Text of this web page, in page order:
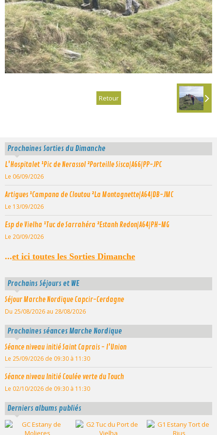
Retour
Prochaines Sorties du Dimanche
L'Hospitalet ¹Pic de Nerassol ²Porteille Sisca|A66|PP-JPC
Le 06/09/2026
Artigues ¹Campana de Cloutou ²La Montagnette|A64|DB-JMC
Le 13/09/2026
Esp de Vielha ¹Tuc de Sarrahéra ²Estanh Redon|A64|PH-MG
Le 20/09/2026
...et ici toutes les Sorties Dimanche
Prochains Séjours et WE
Séjour Marche Nordique Capcir-Cerdagne
Du 25/08/2026 au 28/08/2026
Prochaines séances Marche Nordique
Séance niveau initié Saint Caprais - l'Union
Le 25/09/2026 de 09:30 à 11:30
Séance niveau Initié Coulée verte du Touch
Le 02/10/2026 de 09:30 à 11:30
Derniers albums publiés